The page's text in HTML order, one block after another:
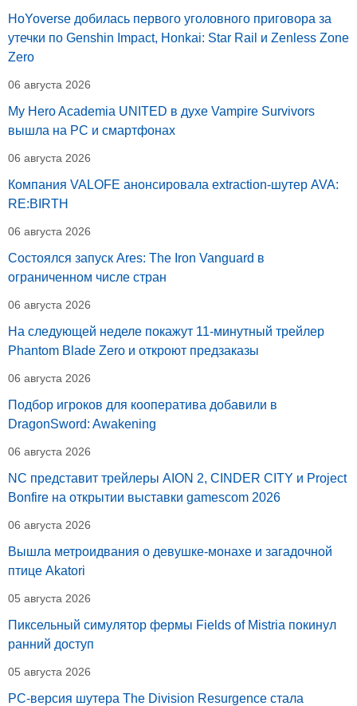
HoYoverse добилась первого уголовного приговора за
утечки по Genshin Impact, Honkai: Star Rail и Zenless Zone
Zero
06 августа 2026
My Hero Academia UNITED в духе Vampire Survivors
вышла на PC и смартфонах
06 августа 2026
Компания VALOFE анонсировала extraction-шутер AVA:
RE:BIRTH
06 августа 2026
Состоялся запуск Ares: The Iron Vanguard в
ограниченном числе стран
06 августа 2026
На следующей неделе покажут 11-минутный трейлер
Phantom Blade Zero и откроют предзаказы
06 августа 2026
Подбор игроков для кооператива добавили в
DragonSword: Awakening
06 августа 2026
NC представит трейлеры AION 2, CINDER CITY и Project
Bonfire на открытии выставки gamescom 2026
06 августа 2026
Вышла метроидвания о девушке-монахе и загадочной
птице Akatori
05 августа 2026
Пиксельный симулятор фермы Fields of Mistria покинул
ранний доступ
05 августа 2026
PC-версия шутера The Division Resurgence стала